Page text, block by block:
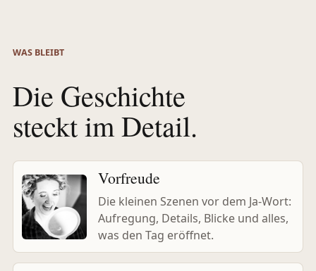
WAS BLEIBT
Die Geschichte
steckt im Detail.
Vorfreude
Die kleinen Szenen vor dem Ja-Wort:
Aufregung, Details, Blicke und alles,
was den Tag eröffnet.